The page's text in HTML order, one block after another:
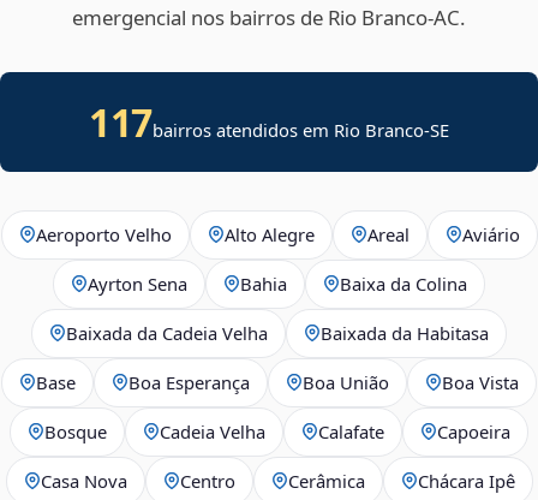
emergencial nos bairros de Rio Branco‑AC.
117bairros atendidos em Rio Branco-SE
Aeroporto Velho Alto Alegre Areal Aviário
Ayrton Sena Bahia Baixa da Colina
Baixada da Cadeia Velha Baixada da Habitasa
Base Boa Esperança Boa União Boa Vista
Bosque Cadeia Velha Calafate Capoeira
Casa Nova Centro Cerâmica Chácara Ipê